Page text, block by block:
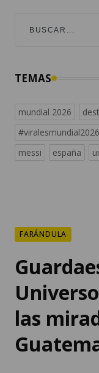
mundial 2026
messi
españa
las
La visita de